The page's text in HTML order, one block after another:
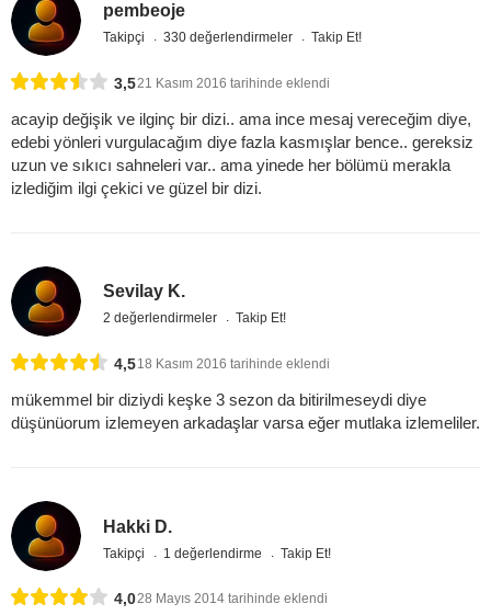
pembeoje
Takipçi 330 değerlendirmeler Takip Et!
3,521 Kasım 2016 tarihinde eklendi
acayip değişik ve ilginç bir dizi.. ama ince mesaj vereceğim diye,
edebi yönleri vurgulacağım diye fazla kasmışlar bence.. gereksiz
uzun ve sıkıcı sahneleri var.. ama yinede her bölümü merakla
izlediğim ilgi çekici ve güzel bir dizi.
Sevilay K.
2 değerlendirmeler Takip Et!
4,518 Kasım 2016 tarihinde eklendi
mükemmel bir diziydi keşke 3 sezon da bitirilmeseydi diye
düşünüorum izlemeyen arkadaşlar varsa eğer mutlaka izlemeliler.
Hakki D.
Takipçi 1 değerlendirme Takip Et!
4,028 Mayıs 2014 tarihinde eklendi